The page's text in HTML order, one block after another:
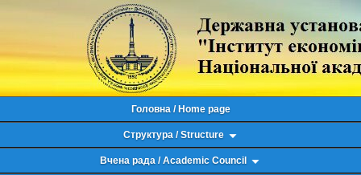
Головна / Home page
Структура / Structure
Вчена рада / Academic Council